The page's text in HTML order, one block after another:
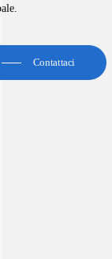
Contattaci